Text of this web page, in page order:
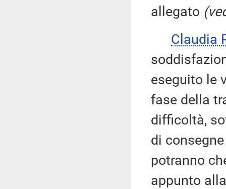
allegato
Claudia
eseguito le
fase della
difficoltà,
di
potranno
appunto